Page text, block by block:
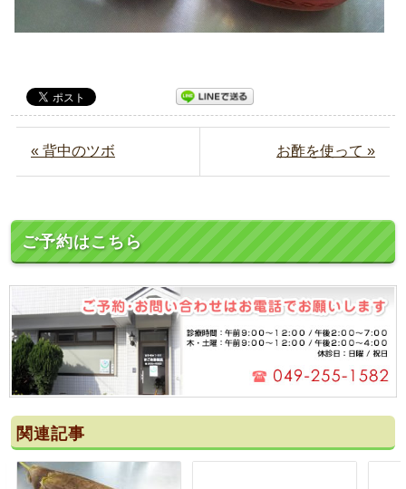
« 背中のツボ お酢を使って »
ご予約はこちら
関連記事